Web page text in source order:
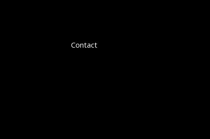
Contact